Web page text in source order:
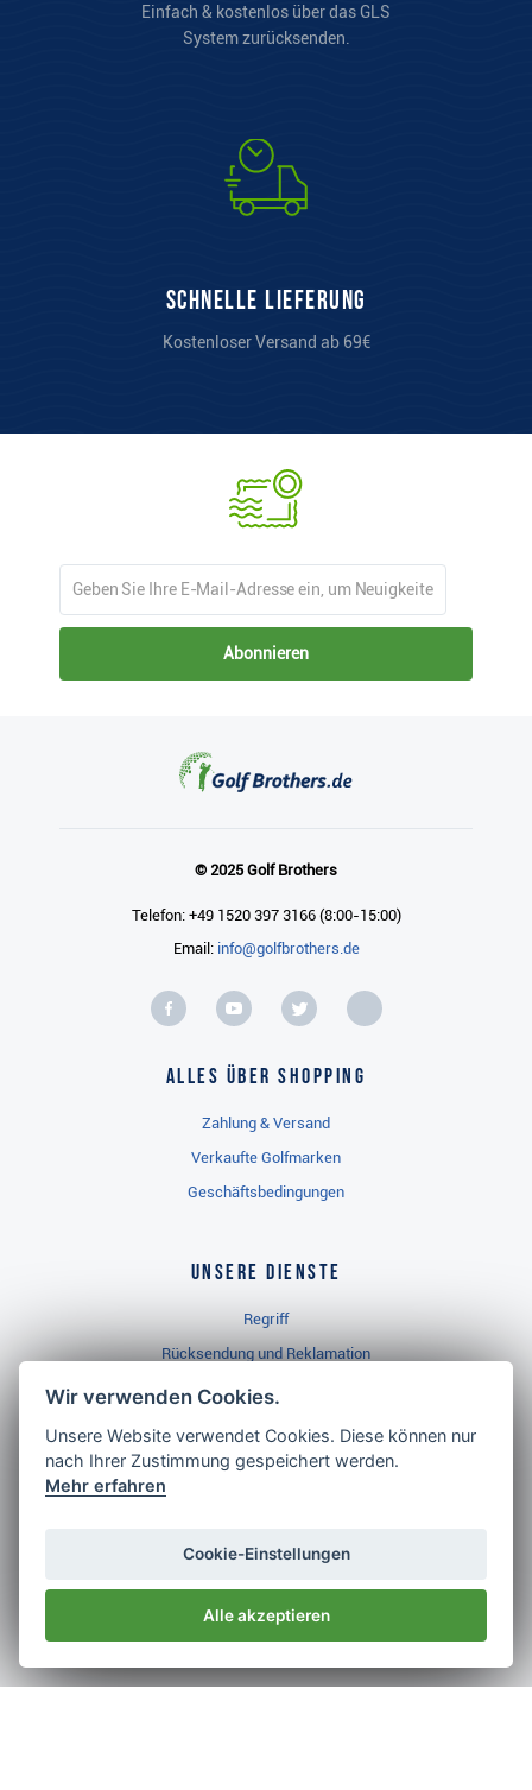
Einfach & kostenlos über das GLS
System zurücksenden.
Schnelle Lieferung
Kostenloser Versand ab 69€
Abonnieren
© 2025 Golf Brothers
Telefon: +49 1520 397 3166 (8:00-15:00)
Email: info@golfbrothers.de
Alles über Shopping
Zahlung & Versand
Verkaufte Golfmarken
Geschäftsbedingungen
Unsere Dienste
Regriff
Rücksendung und Reklamation
Widerrufsbelehrung
Golf Brothers.de
Neuheiten
Impressum
Wir verwenden Cookies.
Unsere Website verwendet Cookies. Diese können nur
nach Ihrer Zustimmung gespeichert werden.
Mehr erfahren
Cookie-Einstellungen
Alle akzeptieren